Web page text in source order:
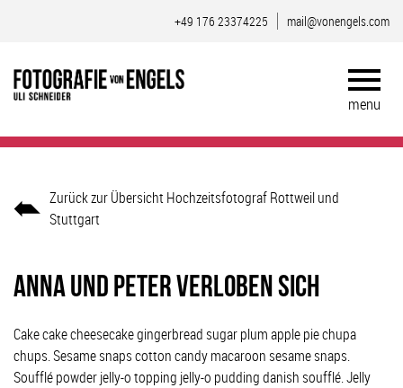
mail@vonengels.com
+49 176 23374225
Zurück zur Übersicht Hochzeitsfotograf Rottweil und
Stuttgart
Anna und Peter verloben sich
Cake cake cheesecake gingerbread sugar plum apple pie chupa
chups. Sesame snaps cotton candy macaroon sesame snaps.
Soufflé powder jelly-o topping jelly-o pudding danish soufflé. Jelly